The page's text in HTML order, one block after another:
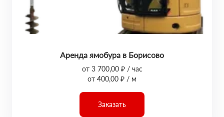
Аренда ямобура в Борисово
от 3 700,00 ₽ / час
от 400,00 ₽ / м
Заказать